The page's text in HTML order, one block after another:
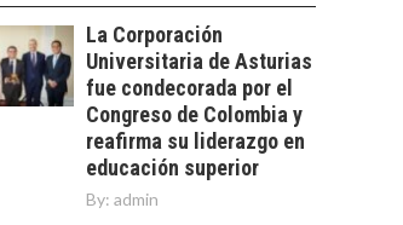
las empresas…
PARA PYMES EN
CHILE:
ALTERNATIVAS MÁS
ALLÁ DEL CRÉDITO
BANCARIO
Financiamiento para
pymes en Chile:
alternativas que
EL CRECIMIENTO DE
LOS SERVICIOS
La Corporación
Universitaria de Asturias
fue condecorada por el
Congreso de Colombia y
reafirma su liderazgo en
educación superior
By: admin